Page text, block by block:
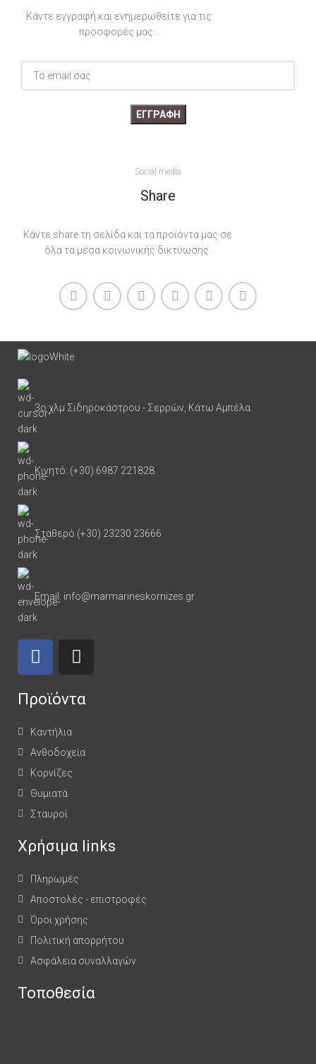
Κάντε εγγραφή και ενημερωθείτε για τις
προσφορές μας...
Social media
Share
Κάντε share τη σελίδα και τα προϊόντα μας σε
όλα τα μέσα κοινωνικής δικτύωσης.
3ο χλμ Σιδηροκάστρου - Σερρών, Κάτω Αμπέλα.
Κινητό: (+30) 6987 221828
Σταθερό (+30) 23230 23666
Email: info@marmarineskornizes.gr
Προϊόντα
Καντήλια
Ανθοδοχεία
Κορνίζες
Θυμιατά
Σταυροί
Χρήσιμα links
Πληρωμές
Αποστολές - επιστροφές
Όροι χρήσης
Πολιτική απορρήτου
Ασφάλεια συναλλαγών
Τοποθεσία